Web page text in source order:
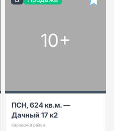
10+
ПСН, 624 кв.м. —
Дачный 17 к2
Кировский район